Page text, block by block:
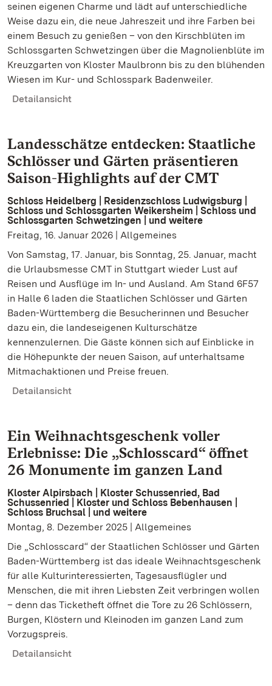
seinen eigenen Charme und lädt auf unterschiedliche
Weise dazu ein, die neue Jahreszeit und ihre Farben bei
einem Besuch zu genießen – von den Kirschblüten im
Schlossgarten Schwetzingen über die Magnolienblüte im
Kreuzgarten von Kloster Maulbronn bis zu den blühenden
Wiesen im Kur- und Schlosspark Badenweiler.
Detailansicht
Landesschätze entdecken: Staatliche
Schlösser und Gärten präsentieren
Saison-Highlights auf der CMT
Schloss Heidelberg | Residenzschloss Ludwigsburg |
Schloss und Schlossgarten Weikersheim | Schloss und
Schlossgarten Schwetzingen | und weitere
Freitag, 16. Januar 2026 | Allgemeines
Von Samstag, 17. Januar, bis Sonntag, 25. Januar, macht
die Urlaubsmesse CMT in Stuttgart wieder Lust auf
Reisen und Ausflüge im In- und Ausland. Am Stand 6F57
in Halle 6 laden die Staatlichen Schlösser und Gärten
Baden-Württemberg die Besucherinnen und Besucher
dazu ein, die landeseigenen Kulturschätze
kennenzulernen. Die Gäste können sich auf Einblicke in
die Höhepunkte der neuen Saison, auf unterhaltsame
Mitmachaktionen und Preise freuen.
Detailansicht
Ein Weihnachtsgeschenk voller
Erlebnisse: Die „Schlosscard“ öffnet
26 Monumente im ganzen Land
Kloster Alpirsbach | Kloster Schussenried, Bad
Schussenried | Kloster und Schloss Bebenhausen |
Schloss Bruchsal | und weitere
Montag, 8. Dezember 2025 | Allgemeines
Die „Schlosscard“ der Staatlichen Schlösser und Gärten
Baden-Württemberg ist das ideale Weihnachtsgeschenk
für alle Kulturinteressierten, Tagesausflügler und
Menschen, die mit ihren Liebsten Zeit verbringen wollen
– denn das Ticketheft öffnet die Tore zu 26 Schlössern,
Burgen, Klöstern und Kleinoden im ganzen Land zum
Vorzugspreis.
Detailansicht